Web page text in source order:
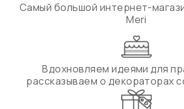
Самый большой интернет-
Meri
Вдохновляем идеями для
рассказываем о декораторах